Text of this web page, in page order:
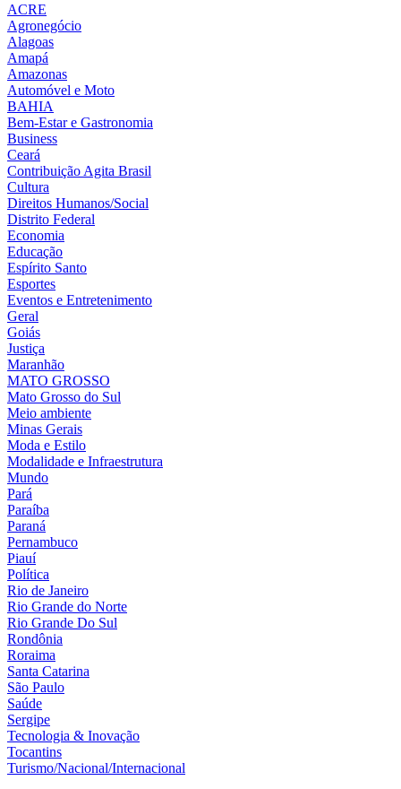
ACRE
Agronegócio
Alagoas
Amapá
Amazonas
Automóvel e Moto
BAHIA
Bem-Estar e Gastronomia
Business
Ceará
Contribuição Agita Brasil
Cultura
Direitos Humanos/Social
Distrito Federal
Economia
Educação
Espírito Santo
Esportes
Eventos e Entretenimento
Geral
Goiás
Justiça
Maranhão
MATO GROSSO
Mato Grosso do Sul
Meio ambiente
Minas Gerais
Moda e Estilo
Modalidade e Infraestrutura
Mundo
Pará
Paraíba
Paraná
Pernambuco
Piauí
Política
Rio de Janeiro
Rio Grande do Norte
Rio Grande Do Sul
Rondônia
Roraima
Santa Catarina
São Paulo
Saúde
Sergipe
Tecnologia & Inovação
Tocantins
Turismo/Nacional/Internacional